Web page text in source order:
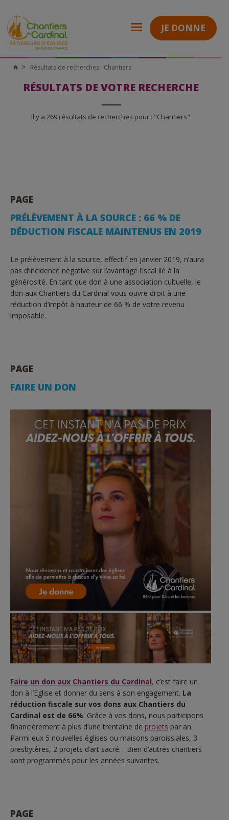
JE DONNE
Chantiers
Cardinal
Résultats de recherches: 'Chantiers'
RÉSULTATS DE VOTRE RECHERCHE
Il y a 269 résultats de recherches pour : "Chantiers"
PAGE
PRÉLÈVEMENT À LA SOURCE : 66 % DE
DÉDUCTION FISCALE MAINTENUS EN 2019
Le prélèvement à la source, effectif en janvier 2019, n’aura
pas d’incidence négative sur l’avantage fiscal lié à la
générosité. En tant que don à une association cultuelle, le
don aux Chantiers du Cardinal vous ouvre droit à une
réduction d’impôt à hauteur de 66 % de votre revenu
imposable.
PAGE
FAIRE UN DON
Faire un don aux Chantiers du Cardinal, c’est faire un
don à l’Eglise et donner du sens à son engagement. La
réduction fiscale sur vos dons aux Chantiers du
Cardinal est de 66%. Grâce à vos dons, nous participons
financièrement à plus d’une trentaine de projets par an.
Parmi eux 5 nouvelles églises ou maisons paroissiales, 3
presbytères, 2 projets d’art sacré… Bien d’autres chantiers
sont programmés pour les années suivantes.
PAGE